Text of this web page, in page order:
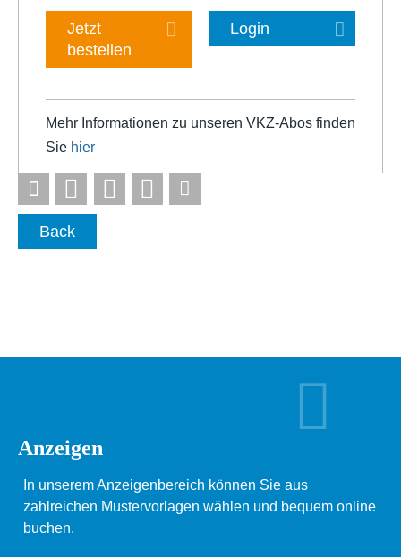
Jetzt
bestellen
Login
Mehr Informationen zu unseren VKZ-Abos finden
Sie hier
Back
Anzeigen
In unserem Anzeigenbereich können Sie aus
zahlreichen Mustervorlagen wählen und bequem online
buchen.